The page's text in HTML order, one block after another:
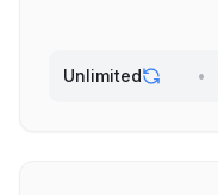
•
Unlimited